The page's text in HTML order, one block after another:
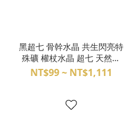
黑超七 骨幹水晶 共生閃亮特
殊礦 權杖水晶 超七 天然水
晶 能量水晶G22CP03005
NT$99 ~ NT$1,111